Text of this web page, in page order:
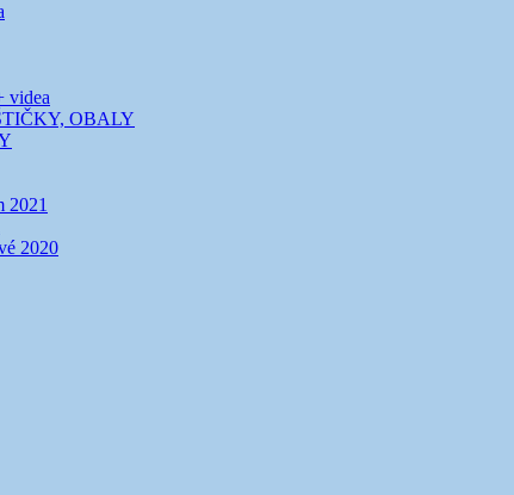
videa
OBALY
2021
2020